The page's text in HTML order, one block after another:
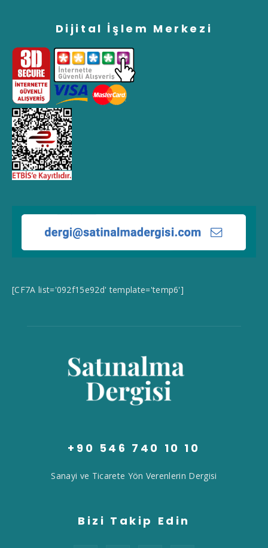
Dijital İşlem Merkezi
[CF7A list='092f15e92d' template='temp6']
+90 546 740 10 10
Sanayi ve Ticarete Yön Verenlerin Dergisi
Bizi Takip Edin